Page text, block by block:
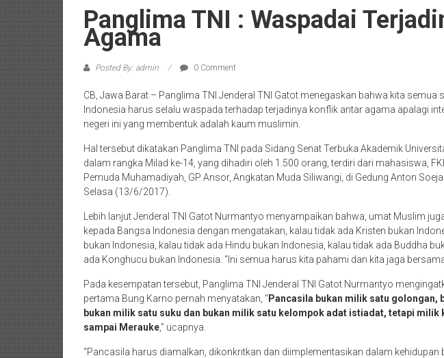
Panglima TNI : Waspadai
Agama
Posted By: admin 0 Comment
CB, Jawa Barat – Panglima TNI Jenderal TNI Gatot menegaskan bahwa kita semua
Indonesia harus selalu waspada terhadap terjadinya konflik antar agama apalagi
negeri ini yang membentuk adalah kaum muslimin.
Hal tersebut dikatakan Panglima TNI pada Sidang Senat Terbuka Akademik
dalam rangka Milad ke-14, yang dihadiri oleh 1.500 orang, terdiri dari mahasiswa,
Pemuda Muhamadiyah, GP Ansor, Angkatan Muda Siliwangi, di Gedung Anton
Selasa (13/6/2017).
Lebih lanjut Jenderal TNI Gatot Nurmantyo menyampaikan bahwa, umat Muslim
kepada Bangsa Indonesia dengan mengatakan, kalau tidak ada Kristen bukan
bukan Indonesia, kalau tidak ada Hindu bukan Indonesia, kalau tidak ada Buddha
ada Konghucu bukan Indonesia. “Ini semua harus kita pahami dan kita jaga
Pada kesempatan tersebut, Panglima TNI Jenderal TNI Gatot Nurmantyo
pertama Bung Karno pernah menyatakan, “Pancasila bukan milik satu golongan,
bukan milik satu suku dan bukan milik satu kelompok adat istiadat, tetapi milik
sampai Merauke,” ucapnya.
“Pancasila harus diamalkan, dikonkritkan dan diimplementasikan dalam kehidupan